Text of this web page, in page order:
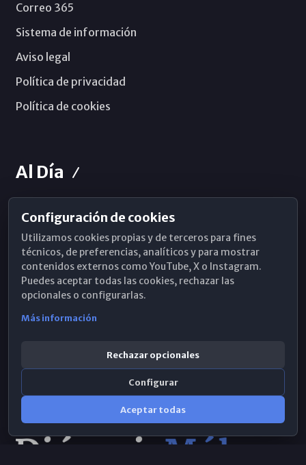
Correo 365
Sistema de información
Aviso legal
Política de privacidad
Política de cookies
Al Día
Horarios de Misa
Hemeroteca
WhatsApp
Configuración de cookies
Utilizamos cookies propias y de terceros para fines
técnicos, de preferencias, analíticos y para mostrar
contenidos externos como YouTube, X o Instagram.
Puedes aceptar todas las cookies, rechazar las
opcionales o configurarlas.
Más información
Rechazar opcionales
Configurar
Aceptar todas